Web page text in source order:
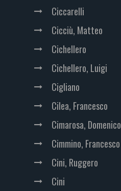
Ciccarelli
Cicciù, Matteo
Cichellero
Cichellero, Luigi
Cigliano
Cilea, Francesco
Cimarosa, Domenico
Cimmino, Francesco
Cini, Ruggero
Cini